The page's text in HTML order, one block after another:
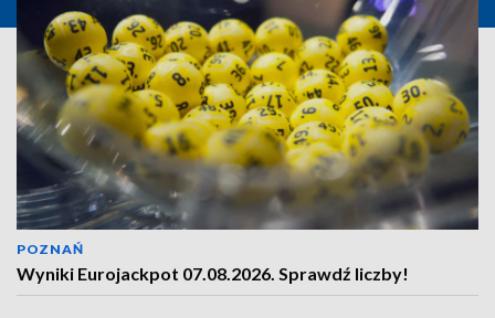
POZNAŃ
Wyniki Eurojackpot 07.08.2026. Sprawdź liczby!